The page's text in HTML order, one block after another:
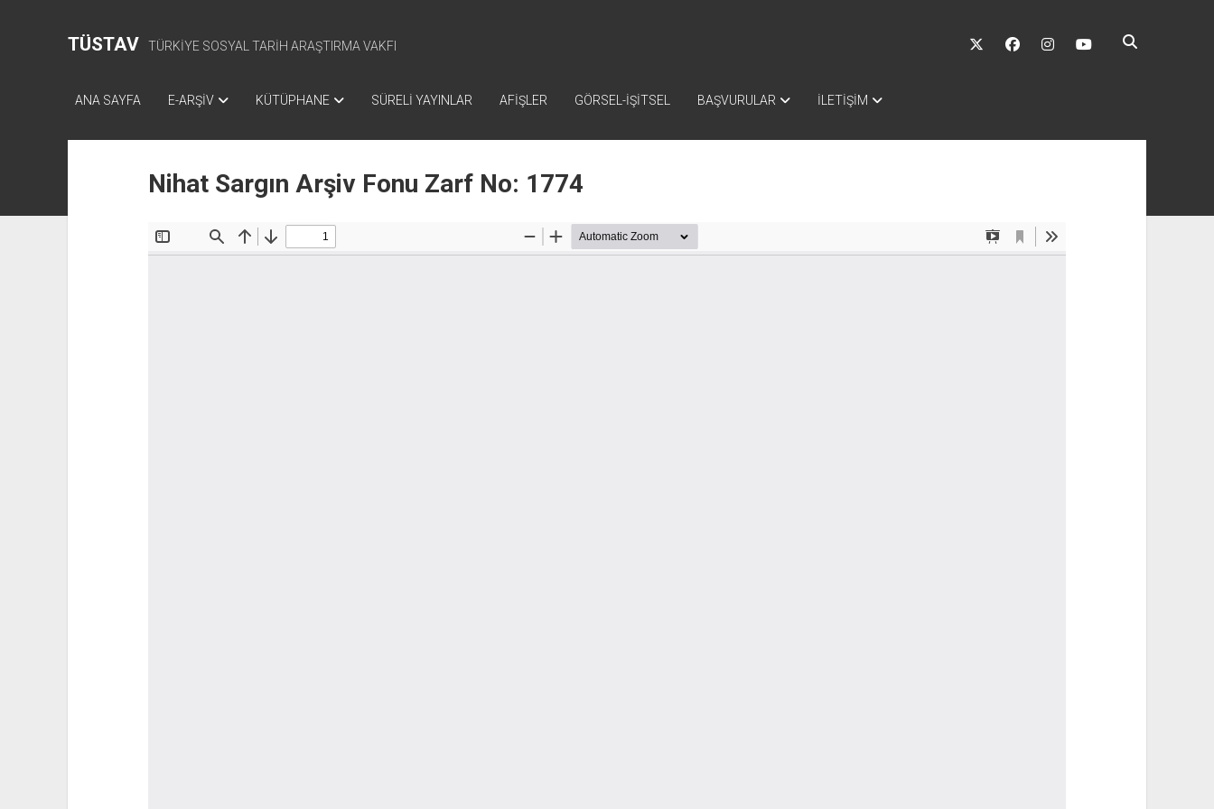
TÜSTAV TÜRKİYE SOSYAL TARİH ARAŞTIRMA VAKFI
twitter facebookinstagramyoutube
ANA SAYFA E-ARŞİV KÜTÜPHANE SÜRELİ YAYINLAR AFİŞLER GÖRSEL-İŞİTSEL BAŞVURULAR İLETİŞİM
Nihat Sargın Arşiv Fonu Zarf No: 1774